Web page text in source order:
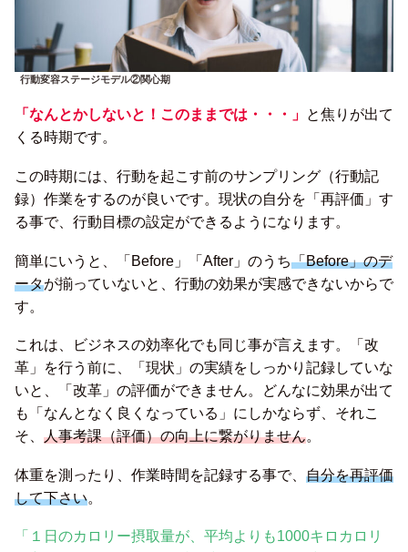
行動変容ステージモデル②関心期
「なんとかしないと！このままでは・・・」 と焦りが出て
くる時期です。
この時期には、行動を起こす前のサンプリング（行動記
録）作業をするのが良いです。現状の自分を「再評価」す
る事で、行動目標の設定ができるようになります。
簡単にいうと、「Before」「After」のうち「Before」のデ
ータが揃っていないと、行動の効果が実感できないからで
す。
これは、ビジネスの効率化でも同じ事が言えます。「改
革」を行う前に、「現状」の実績をしっかり記録していな
いと、「改革」の評価ができません。どんなに効果が出て
も「なんとなく良くなっている」にしかならず、それこ
そ、 人事考課（評価）の向上に繋がりません。
体重を測ったり、作業時間を記録する事で、 自分を再評価
して下さい。
「１日のカロリー摂取量が、平均よりも1000キロカロリ